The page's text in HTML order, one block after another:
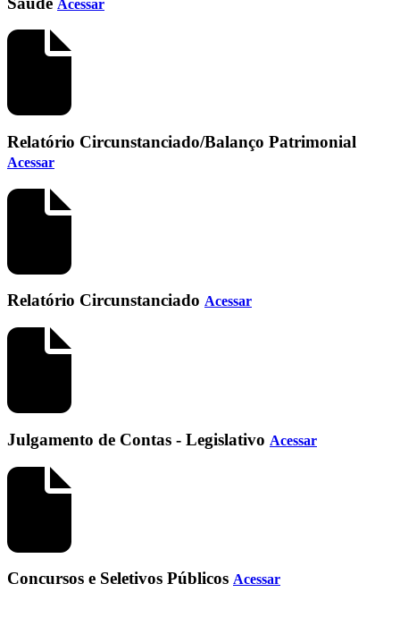
Acessar
Relatório Circunstanciado/Balanço Patrimonial
Acessar
Relatório Circunstanciado Acessar
Julgamento de Contas - Legislativo Acessar
Concursos e Seletivos Públicos Acessar